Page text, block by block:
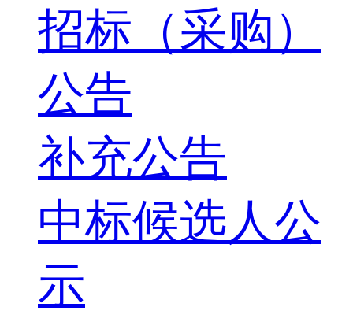
招标（采购）
公告
补充公告
中标候选人公
示